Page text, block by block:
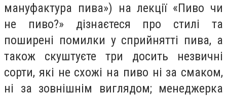
мануфактура пива») на лекції «Пиво чи
не пиво?» дізнаєтеся про стилі та
поширені помилки у сприйнятті пива, а
також скуштуєте три досить незвичні
сорти, які не схожі на пиво ні за смаком,
ні за зовнішнім виглядом; менеджерка